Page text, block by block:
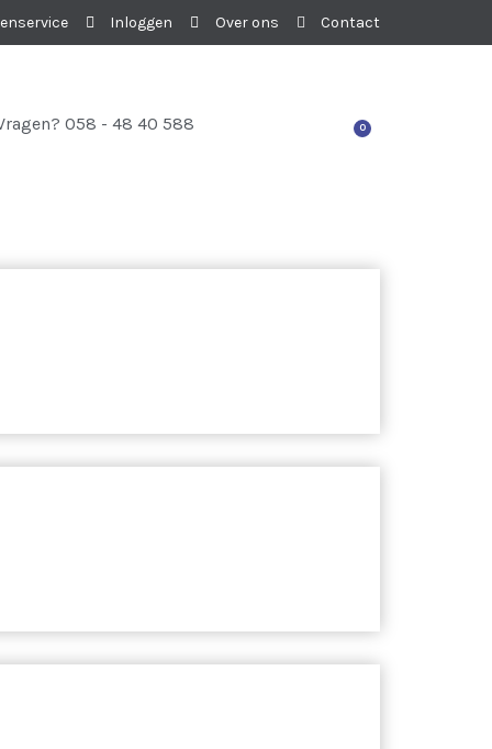
Inloggen Over ons Contact
058 - 48 40 588 0